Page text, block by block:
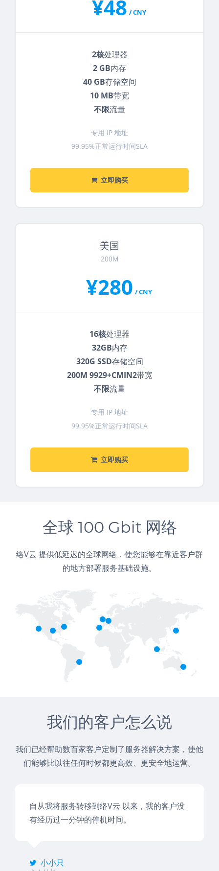
¥48 / CNY
2核处理器
2 GB内存
40 GB存储空间
10 MB带宽
不限流量
专用 IP 地址
99.95%正常运行时间SLA
立即购买
美国
200M
¥280 / CNY
16核处理器
32GB内存
320G SSD存储空间
200M 9929+CMIN2带宽
不限流量
专用 IP 地址
99.95%正常运行时间SLA
立即购买
全球 100 Gbit 网络
络V云 提供低延迟的全球网络，使您能够在靠近客户群
的地方部署服务基础设施。
我们的客户怎么说
我们已经帮助数百家客户定制了服务器解决方案，使他
们能够比以往任何时候都更高效、更安全地运营。
自从我将服务转移到络V云 以来，我的客户没
有经历过一分钟的停机时间。
小小只